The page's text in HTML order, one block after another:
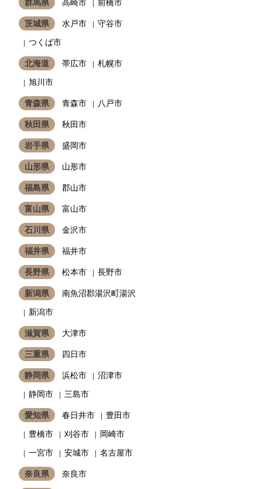
群馬県 高崎市 前橋市
茨城県 水戸市
守谷市
つくば市
北海道 帯広市
札幌市
旭川市
青森県 青森市 八戸市
秋田県 秋田市
岩手県 盛岡市
山形県 山形市
福島県 郡山市
富山県 富山市
石川県 金沢市
福井県 福井市
長野県 松本市 長野市
新潟県
南魚沼郡湯沢町湯沢
新潟市
滋賀県 大津市
三重県 四日市
静岡県 浜松市
沼津市
静岡市
三島市
愛知県 春日井市
豊田市
豊橋市
刈谷市
岡崎市
一宮市
安城市 名古屋市
奈良県 奈良市